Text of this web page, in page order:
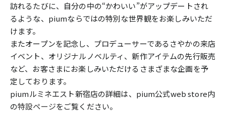
訪れるたびに、自分の中の“かわいい”がアップデートされ
るような、piumならではの特別な世界観をお楽しみいただ
けます。
またオープンを記念し、プロデューサーであるさやかの来店
イベント、オリジナルノベルティ、新作アイテムの先行販売
など、お客さまにお楽しみいただけるさまざまな企画を予
定しております。
piumルミネエスト新宿店の詳細は、pium公式web store内
の特設ページをご覧ください。